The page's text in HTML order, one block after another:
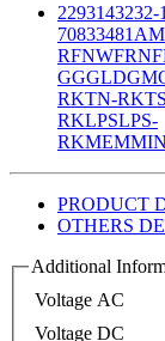
2293143232-
70833481 AM
RFNWFRN
GGGLD
RKTN-R
RKLPSLPS-
RKMEMMIN
PRODUCT
OTHERS
Additional
Voltage AC
Voltage DC